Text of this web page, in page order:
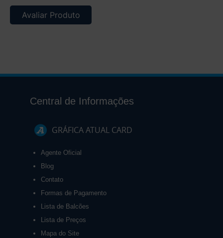
Avaliar Produto
Central de Informações
GRÁFICA ATUAL CARD
Agente Oficial
Blog
Contato
Formas de Pagamento
Lista de Balcões
Lista de Preços
Mapa do Site